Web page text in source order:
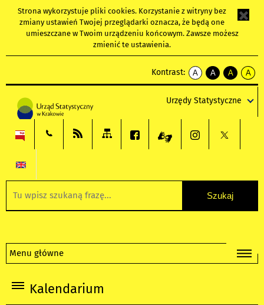
Strona wykorzystuje pliki cookies. Korzystanie z witryny bez
zmiany ustawień Twojej przeglądarki oznacza, że będą one
umieszczane w Twoim urządzeniu końcowym. Zawsze możesz
zmienić te ustawienia.
Kontrast:
A
kontrast
A
kontrast
tekst
czarnym
A
kontrast
tekst
czarnym
A
tekst
żółtym
Urzędy Statystyczne
Menu główne
Kalendarium